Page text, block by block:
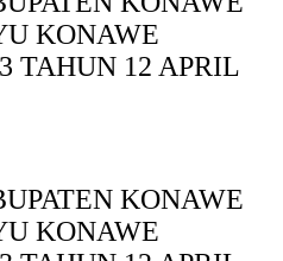
KONAWE
TAHUN 12 APRIL
KONAWE
KONAWE